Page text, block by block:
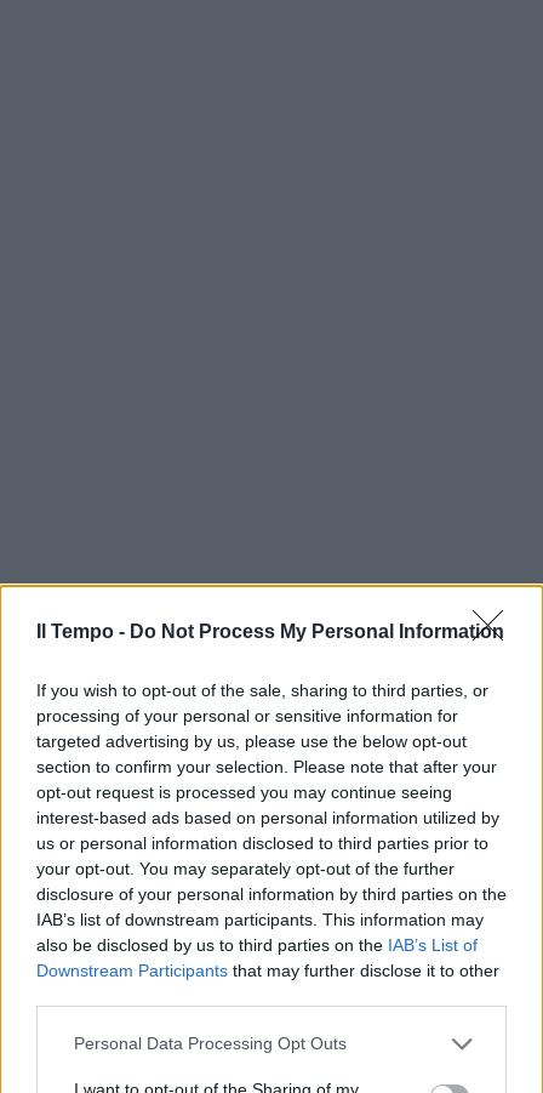
Il Tempo - Do Not Process My Personal Information
If you wish to opt-out of the sale, sharing to third parties, or
processing of your personal or sensitive information for
targeted advertising by us, please use the below opt-out
section to confirm your selection. Please note that after your
opt-out request is processed you may continue seeing
interest-based ads based on personal information utilized by
us or personal information disclosed to third parties prior to
your opt-out. You may separately opt-out of the further
disclosure of your personal information by third parties on the
IAB’s list of downstream participants. This information may
also be disclosed by us to third parties on the IAB’s List of
Downstream Participants that may further disclose it to other
Personal Data Processing Opt Outs
I want to opt-out of the Sharing of my